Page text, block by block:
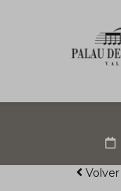
Volver